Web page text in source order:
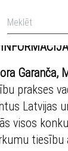
Garanča,
prakses
Latvijas
visos
tiesību